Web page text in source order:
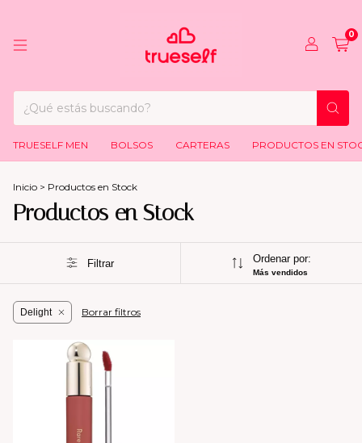
0
TRUESELF MEN BOLSOS CARTERAS PRODUCTOS EN
Inicio > Productos en Stock
Productos en Stock
Filtrar Ordenar por:
Más vendidos
Delight Borrar filtros